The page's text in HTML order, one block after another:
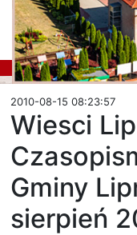
2010-08-15 08:23:57
Wiesci
Gminy
sierpień